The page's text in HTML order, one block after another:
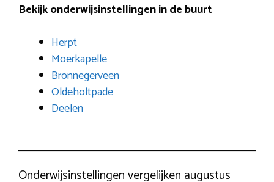
Bekijk onderwijsinstellingen in de buurt
Herpt
Moerkapelle
Bronnegerveen
Oldeholtpade
Deelen
Onderwijsinstellingen vergelijken augustus